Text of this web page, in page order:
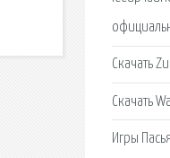
Скачать
Скачать
Игры